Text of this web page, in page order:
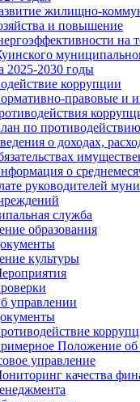
жилищно-
и повышение
на
2025-2030 годы
коррупции
правовые и
по
о доходах,
о
руководителей
служба
образования
культуры
управлении
Положение об
управление
качества